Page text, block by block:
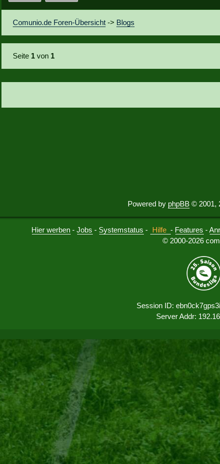
Comunio.de Foren-Übersicht -> Blogs
Seite 1 von 1
Powered by phpBB © 2001,
Hier werben -Jobs - Systemstatus - Hilfe - Features -
© 2000-2026
Session ID:
Server Addr: